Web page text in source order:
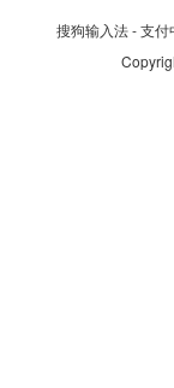
搜狗输入法-支付